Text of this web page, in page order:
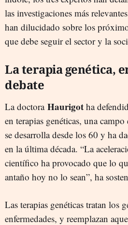
las investigaciones más
han dilucidado sobre los
que debe seguir el sector y la
La terapia genética,
debate
La doctoraHaurigot ha
en terapias genéticas, una
se desarrolla desde los 60 y ha
en la última década. “La
científico ha provocado que lo
antaño hoy no lo sean”, ha
Las terapias genéticas tratan los
enfermedades, y reemplazan